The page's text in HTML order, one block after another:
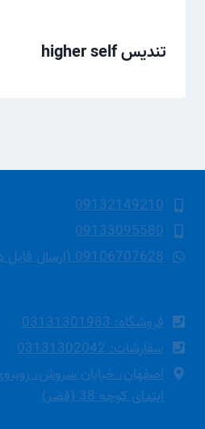
تندیس higher self
09132149210
09133095580
09106707628 (ارسال فایل در واتساپ)
فروشگاه: 03131301983
سفارشات: 03131302042
اصفهان، خیابان سروش،
ابتدای کوچه 38 (قصر)